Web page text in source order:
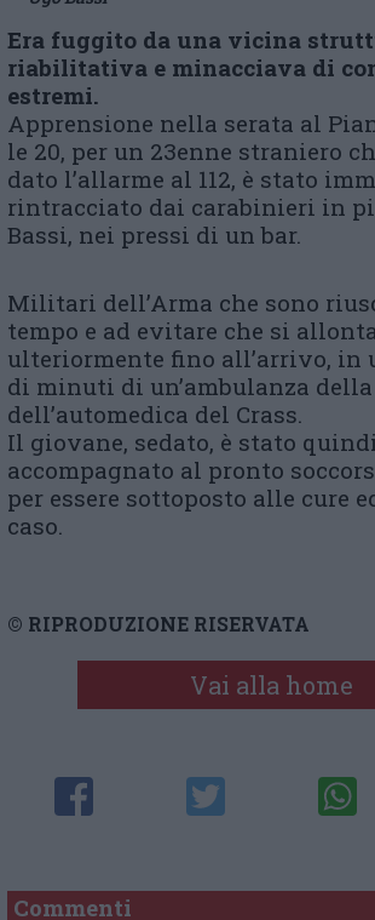
Era fuggito da una vicina
riabilitativa e minacciava di
estremi.
Apprensione nella serata al
le 20, per un 23enne straniero
dato l’allarme al 112, è stato
rintracciato dai carabinieri in
Bassi, nei pressi di un bar.
Militari dell’Arma che sono
tempo e ad evitare che si
ulteriormente fino all’arrivo, in
di minuti di un’ambulanza della
dell’automedica del Crass.
Il giovane, sedato, è stato
accompagnato al pronto
per essere sottoposto alle cure
caso.
© RIPRODUZIONE RISERVATA
Vai alla home
Commenti